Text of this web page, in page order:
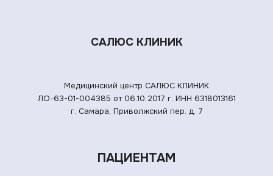
САЛЮС КЛИНИК
Медицинский центр САЛЮС КЛИНИК
ЛО-63-01-004385 от 06.10.2017 г. ИНН 6318013161
г. Самара, Приволжский пер. д. 7
ПАЦИЕНТАМ